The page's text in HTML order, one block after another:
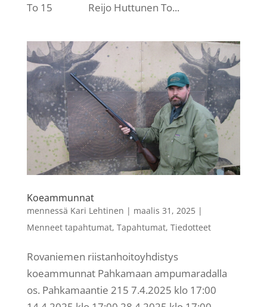
To 15 Reijo Huttunen To...
Koeammunnat
mennessä Kari Lehtinen | maalis 31, 2025|
Menneet tapahtumat, Tapahtumat, Tiedotteet
Rovaniemen riistanhoitoyhdistys
koeammunnat Pahkamaan ampumaradalla
os. Pahkamaantie 215 7.4.2025 klo 17:00